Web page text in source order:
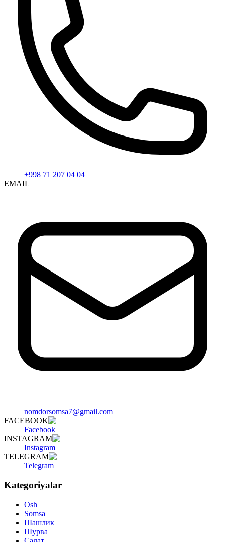
+998 71 207 04 04
EMAIL
nomdorsomsa7@gmail.com
FACEBOOK
Facebook
INSTAGRAM
Instagram
TELEGRAM
Telegram
Kategoriyalar
Osh
Somsa
Шашлик
Шурва